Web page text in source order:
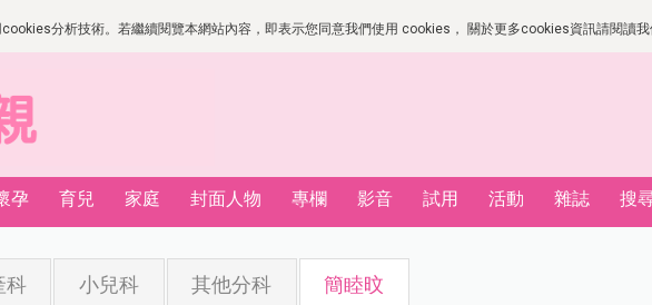
分析技術。若繼續閱覽本網站內容，即表示您同意我們使用 cookies， 關於更多cookies資訊請閱讀我
孕 育兒 家庭 封面人物 專欄 影音 試用 活動 雜誌 搜
科 小兒科 其他分科 簡睦旼